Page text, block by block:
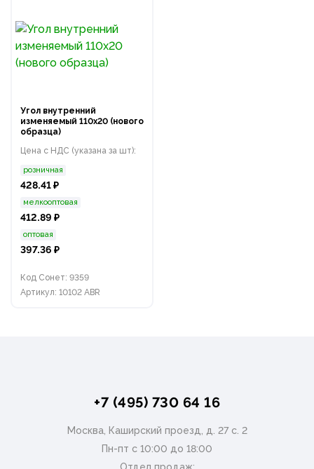
Угол внутренний
изменяемый 110х20 (нового
образца)
Цена с НДС (указана за шт):
розничная
428.41 ₽
мелкооптовая
412.89 ₽
оптовая
397.36 ₽
Код Сонет: 9359
Артикул: 10102 ABR
+7 (495) 730 64 16
Москва, Каширский проезд, д. 27 с. 2
Пн-пт с 10:00 до 18:00